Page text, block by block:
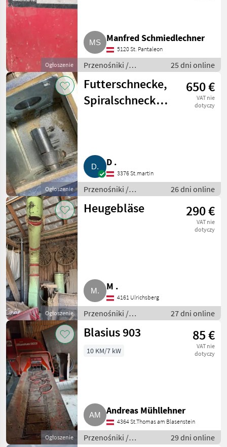
Ogłoszenie
Manfred Schmiedlechner
5120 St. Pantaleon
Przenośniki /
Przenośniki
dmuchawe
25 dni online
Ogłoszenie
Futterschnecke,
Spiralschnecke,
650 €
VAT nie
dotyczy
D .
3376 St.martin
Przenośniki /
Przenośniki
dmuchawe
26 dni online
Ogłoszenie
Heugebläse 290 €
VAT nie
dotyczy
M .
4161 Ulrichsberg
Przenośniki /
Przenośniki
dmuchawe
27 dni online
Ogłoszenie
Blasius 903 85 €
VAT nie
dotyczy
10 KM/7 kW
Andreas Mühllehner
4364 St.Thomas am Blasenstein
Przenośniki /
29 dni online